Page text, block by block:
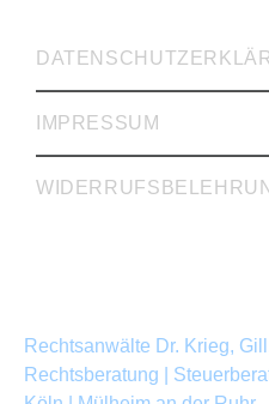
IMPRESSUM
Rechtsanwälte Dr. Krieg,
Rechtsberatung |